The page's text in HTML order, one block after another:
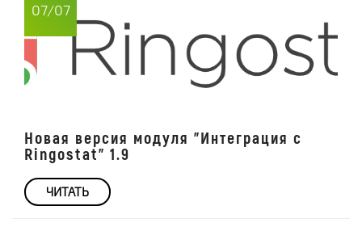
07/07
Новая версия модуля "Интеграция с
Ringostat" 1.9
ЧИТАТЬ